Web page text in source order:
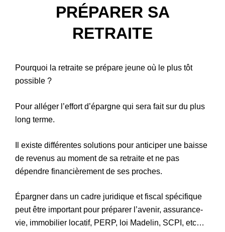
Patrimoine
PRÉPARER SA
RETRAITE
Pourquoi la retraite se prépare jeune où le plus tôt
possible ?
Pour alléger l’effort d’épargne qui sera fait sur du plus
long terme.
Il existe différentes solutions pour anticiper une baisse
de revenus au moment de sa retraite et ne pas
dépendre financièrement de ses proches.
Épargner dans un cadre juridique et fiscal spécifique
peut être important pour préparer l’avenir, assurance-
vie, immobilier locatif, PERP, loi Madelin, SCPI, etc…